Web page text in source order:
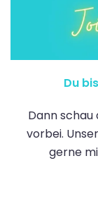
Du
Dann
vorbei.
gerne